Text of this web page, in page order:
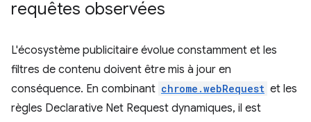
requêtes observées
L'écosystème publicitaire évolue constamment et les
filtres de contenu doivent être mis à jour en
conséquence. En combinant chrome.webRequest et les
règles Declarative Net Request dynamiques, il est